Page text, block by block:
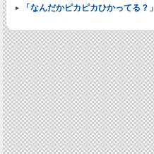
「なんだかピカピカひかってる？」